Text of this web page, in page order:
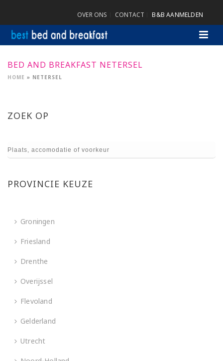
OVER ONS CONTACT B&B AANMELDEN
BED AND BREAKFAST NETERSEL
HOME » NETERSEL
ZOEK OP
PROVINCIE KEUZE
Groningen
Friesland
Drenthe
Overijssel
Flevoland
Gelderland
Utrecht